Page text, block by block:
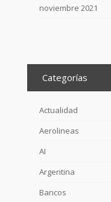
noviembre 2021
Categorías
Actualidad
Aerolineas
AI
Argentina
Bancos